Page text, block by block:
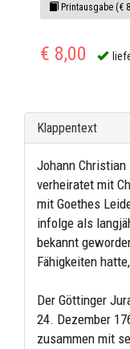
Printausgabe (€
€ 8,00
Klappentext
Johann Christian
verheiratet mit
mit Goethes
infolge als
bekannt
Fähigkeiten
Der Göttinger
24. Dezember
zusammen mit